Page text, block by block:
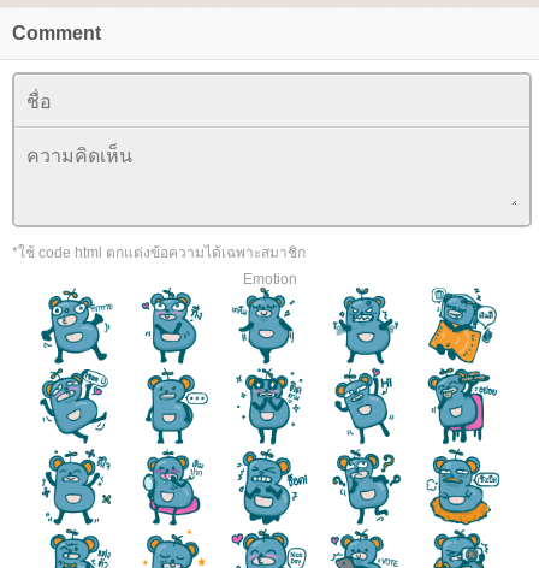
Comment
*ใช้ code html ตกแต่งข้อความได้เฉพาะสมาชิก
Emotion